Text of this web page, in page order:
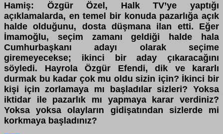
Hamiş: Özgür Özel, Halk TV’ye yaptığı
açıklamalarda, en temel bir konuda pazarlığa açık
halde olduğunu, dosta düşmana ilan etti. Eğer
İmamoğlu, seçim zamanı geldiği halde hala
Cumhurbaşkanı adayı olarak seçime
giremeyecekse; ikinci bir aday çıkaracağını
söyledi. Hayrola Özgür Efendi, dik ve kararlı
durmak bu kadar çok mu oldu sizin için? İkinci bir
kişi için zorlamaya mı başladılar sizleri? Yoksa
iktidar ile pazarlık mı yapmaya karar verdiniz?
Yoksa yoksa olayların gidişatından sizlerde mi
korkmaya başladınız?